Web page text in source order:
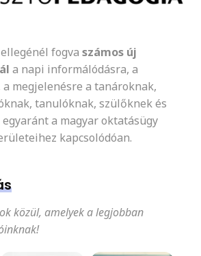
fogva számos új
a napi informálódásra, a
megjelenésre a tanároknak,
tanulóknak, szülőknek és
a magyar oktatásügy
kapcsolódóan.
közül, amelyek a legjobban